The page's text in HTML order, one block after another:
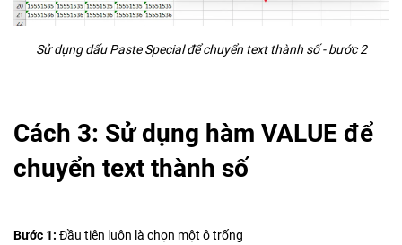
Sử dụng dấu Paste Special để chuyển text thành số - bước 2
Cách 3: Sử dụng hàm VALUE để
chuyển text thành số
Bước 1: Đầu tiên luôn là chọn một ô trống